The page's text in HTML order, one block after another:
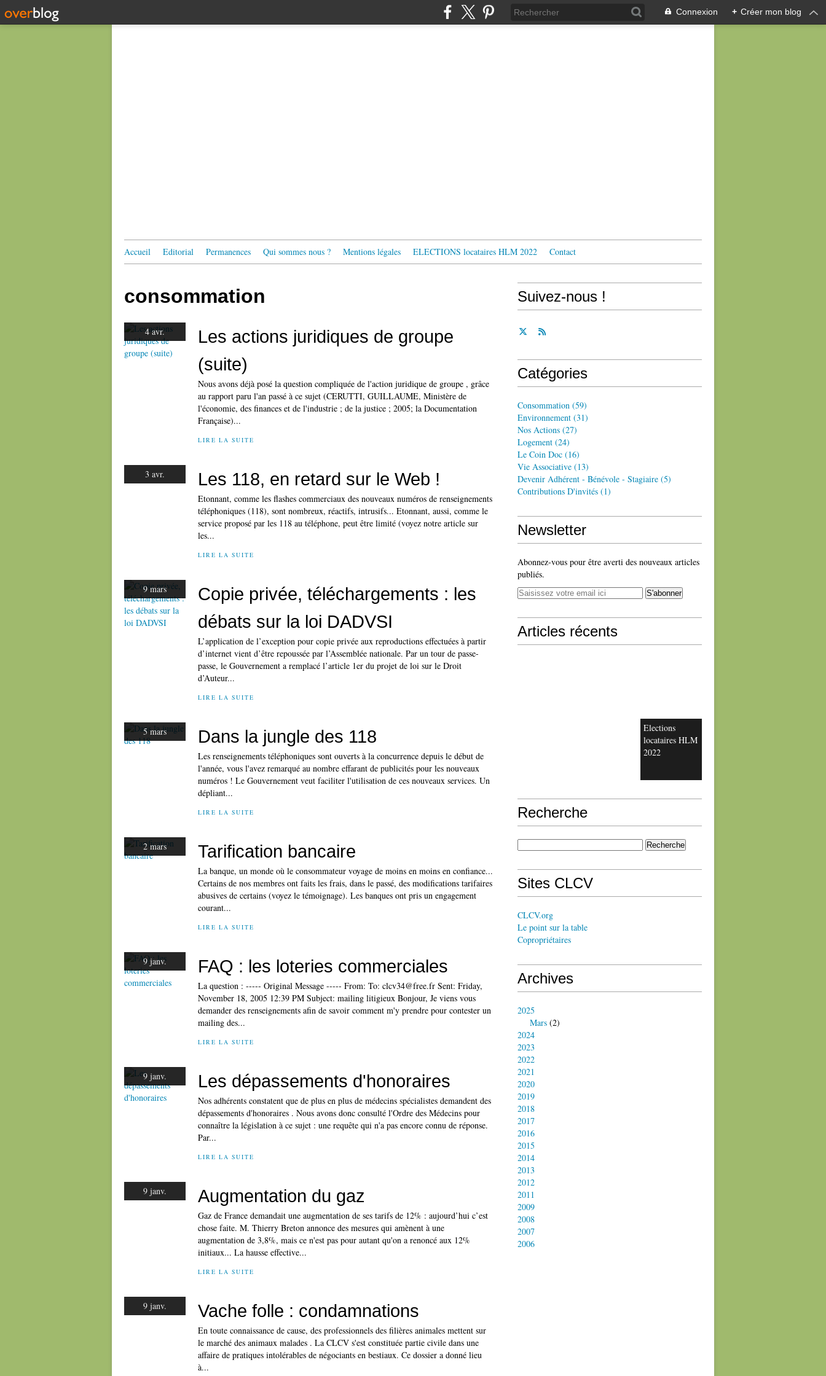
Connexion + Créer mon blog
Accueil Editorial Permanences Qui sommes nous ? Mentions légales ELECTIONS locataires HLM 2022 Contact
consommation
4 avr.
Les actions juridiques de groupe
(suite)
Nous avons déjà posé la question compliquée de l'action juridique de groupe , grâce
au rapport paru l'an passé à ce sujet (CERUTTI, GUILLAUME, Ministère de
l'économie, des finances et de l'industrie ; de la justice ; 2005; la Documentation
Française)...
LIRE LA SUITE
3 avr. Les 118, en retard sur le Web !
Etonnant, comme les flashes commerciaux des nouveaux numéros de renseignements
téléphoniques (118), sont nombreux, réactifs, intrusifs... Etonnant, aussi, comme le
service proposé par les 118 au téléphone, peut être limité (voyez notre article sur
les...
LIRE LA SUITE
9 mars
Copie privée, téléchargements : les
débats sur la loi DADVSI
L’application de l’exception pour copie privée aux reproductions effectuées à partir
d’internet vient d’être repoussée par l’Assemblée nationale. Par un tour de passe-
passe, le Gouvernement a remplacé l’article 1er du projet de loi sur le Droit
d’Auteur...
LIRE LA SUITE
5 mars Dans la jungle des 118
Les renseignements téléphoniques sont ouverts à la concurrence depuis le début de
l'année, vous l'avez remarqué au nombre effarant de publicités pour les nouveaux
numéros ! Le Gouvernement veut faciliter l'utilisation de ces nouveaux services. Un
dépliant...
LIRE LA SUITE
2 mars Tarification bancaire
La banque, un monde où le consommateur voyage de moins en moins en confiance...
Certains de nos membres ont faits les frais, dans le passé, des modifications tarifaires
abusives de certains (voyez le témoignage). Les banques ont pris un engagement
courant...
LIRE LA SUITE
9 janv. FAQ : les loteries commerciales
La question : ----- Original Message ----- From: To: clcv34@free.fr Sent: Friday,
November 18, 2005 12:39 PM Subject: mailing litigieux Bonjour, Je viens vous
demander des renseignements afin de savoir comment m'y prendre pour contester un
mailing des...
LIRE LA SUITE
9 janv. Les dépassements d'honoraires
Nos adhérents constatent que de plus en plus de médecins spécialistes demandent des
dépassements d'honoraires . Nous avons donc consulté l'Ordre des Médecins pour
connaître la législation à ce sujet : une requête qui n'a pas encore connu de réponse.
Par...
LIRE LA SUITE
9 janv. Augmentation du gaz
Gaz de France demandait une augmentation de ses tarifs de 12% : aujourd’hui c’est
chose faite. M. Thierry Breton annonce des mesures qui amènent à une
augmentation de 3,8%, mais ce n'est pas pour autant qu'on a renoncé aux 12%
initiaux... La hausse effective...
LIRE LA SUITE
9 janv. Vache folle : condamnations
En toute connaissance de cause, des professionnels des filières animales mettent sur
le marché des animaux malades . La CLCV s'est constituée partie civile dans une
affaire de pratiques intolérables de négociants en bestiaux. Ce dossier a donné lieu
à...
Suivez-nous !
Catégories
Consommation (59)
Environnement (31)
Nos Actions (27)
Logement (24)
Le Coin Doc (16)
Vie Associative (13)
Devenir Adhérent - Bénévole - Stagiaire (5)
Contributions D'invités (1)
Newsletter
Abonnez-vous pour être averti des nouveaux articles
publiés.
Articles récents
Elections
locataires HLM
2022
Recherche
Sites CLCV
CLCV.org
Le point sur la table
Copropriétaires
Archives
2025
Mars (2)
2024
2023
2022
2021
2020
2019
2018
2017
2016
2015
2014
2013
2012
2011
2009
2008
2007
2006